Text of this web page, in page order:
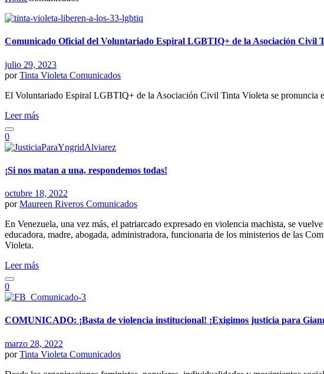
Comunicado Oficial del Voluntariado Espiral LGBTIQ+ de la Asociación Civil
julio 29, 2023
por Tinta Violeta Comunicados
El Voluntariado Espiral LGBTIQ+ de la Asociación Civil Tinta Violeta se pronuncia
Leer más
0
¡Si nos matan a una, respondemos todas!
octubre 18, 2022
por Maureen Riveros Comunicados
En Venezuela, una vez más, el patriarcado expresado en violencia machista, se
educadora, madre, abogada, administradora, funcionaria de los ministerios de las
Violeta.
Leer más
0
COMUNICADO: ¡Basta de violencia institucional! ¡Exigimos justicia para
marzo 28, 2022
por Tinta Violeta Comunicados